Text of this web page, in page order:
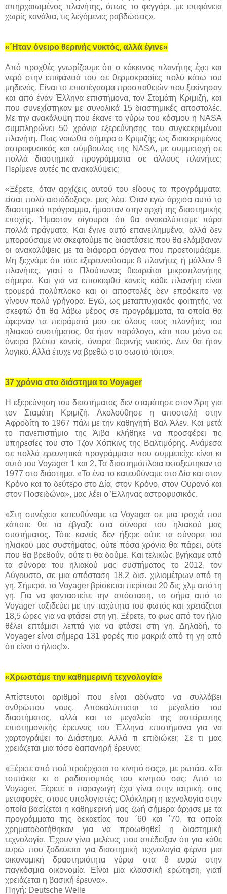
απηρχαιωμένος πλανήτης, όπως το φεγγάρι, με επιφάνεια
χωρίς κανάλια, τις λεγόμενες ραβδώσεις».
«΄Ηταν όνειρο θερινής νυκτός, αλλά έγινε»
Από προχθές γνωρίζουμε ότι ο κόκκινος πλανήτης έχει και
νερό στην επιφάνειά του σε θερμοκρασίες πολύ κάτω του
μηδενός. Είναι το επιστέγασμα προσπαθειών που ξεκίνησαν
και από έναν Έλληνα επιστήμονα, τον Σταμάτη Κριμιζή, και
που συνεχίστηκαν με συνολικά 15 διαστημικές αποστολές.
Με την ανακάλυψη που έκανε το γύρω του κόσμου η NASA
συμπληρώνει 50 χρόνια εξερεύνησης του συγκεκριμένου
πλανήτη. Πως νοιώθει σήμερα ο Κριμιζής ως διακεκριμένος
αστροφυσικός και σύμβουλος της NASA, με συμμετοχή σε
πολλά διαστημικά προγράμματα σε άλλους πλανήτες;
Περίμενε αυτές τις ανακαλύψεις;
«Ξέρετε, όταν αρχίζεις αυτού του είδους τα προγράμματα,
είσαι πολύ αισιόδοξος», μας λέει. Όταν εγώ άρχισα αυτό το
διαστημικό πρόγραμμα, ήμασταν στην αρχή της διαστημικής
εποχής. Ήμασταν σίγουροι ότι θα ανακαλύπταμε πάρα
πολλά πράγματα. Και έγινε αυτό επανειλημμένα, αλλά δεν
μπορούσαμε να σκεφτούμε τις διαστάσεις που θα ελάμβαναν
οι ανακαλύψεις με τα διάφορα όργανα που προετοιμάζαμε.
Μη ξεχνάμε ότι τότε εξερευνούσαμε 8 πλανήτες ή μάλλον 9
πλανήτες, γιατί ο Πλούτωνας θεωρείται μικροπλανήτης
σήμερα. Και για να επισκεφθεί κανείς κάθε πλανήτη είναι
τρομερά πολύπλοκο και οι αποστολές δεν επρόκειτο να
γίνουν πολύ γρήγορα. Εγώ, ως μεταπτυχιακός φοιτητής, να
σκεφτώ ότι θα λάβω μέρος σε προγράμματα, τα οποία θα
έφερναν τα πειράματά μου σε όλους τους πλανήτες του
ηλιακού συστήματος, θα ήταν παράλογο, κάτι που μόνο σε
όνειρα βλέπει κανείς, όνειρα θερινής νυκτός. Δεν θα ήταν
λογικό. Αλλά έτυχε να βρεθώ στο σωστό τόπο».
37 χρόνια στο διάστημα το Voyager
Η εξερεύνηση του διαστήματος δεν σταμάτησε στον Άρη για
τον Σταμάτη Κριμιζή. Ακολούθησε η αποστολή στην
Αφροδίτη το 1967 πάλι με την καθηγητή Βαλ Άλεν. Και μετά
το πανεπιστήμιο της Άιβα κλήθηκε να προσφέρει τις
υπηρεσίες του στο Τζον Χόπκινς της Βαλτιμόρης. Ανάμεσα
σε πολλά ερευνητικά προγράμματα που συμμετείχε είναι κι
αυτό του Voyager 1 και 2. Τα διαστημόπλοια εκτοξεύτηκαν το
1977 στο διάστημα. «Το ένα το κατευθύναμε στο Δία και στον
Κρόνο και το δεύτερο στο Δία, στον Κρόνο, στον Ουρανό και
στον Ποσειδώνα», μας λέει ο Έλληνας αστροφυσικός.
«Στη συνέχεια κατευθύναμε τα Voyager σε μια τροχιά που
κάποτε θα τα έβγαζε στα σύνορα του ηλιακού μας
συστήματος. Τότε κανείς δεν ήξερε ούτε τα σύνορα του
ηλιακού μας συστήματος, ούτε πόσα χρόνια θα πάρει, ούτε
που θα βρεθούν, ούτε τι θα δούμε. Και τελικώς βγήκαμε από
τα σύνορα του ηλιακού μας συστήματος το 2012, τον
Αύγουστο, σε μια απόσταση 18,2 δισ. χιλιομέτρων από τη
γη. Σήμερα, το Voyager βρίσκεται περίπου 20 δις χλμ από τη
γη. Για να φανταστείτε την απόσταση, το σήμα από το
Voyager ταξιδεύει με την ταχύτητα του φωτός και χρειάζεται
18,5 ώρες για να φτάσει στη γη. Ξέρετε, το φως από τον ήλιο
θέλει επτάμισι λεπτά για να φτάσει στη γη. Δηλαδή, το
Voyager είναι σήμερα 131 φορές πιο μακριά από τη γη από
ότι είναι ο ήλιος!».
«Χρωστάμε την καθημερινή τεχνολογία»
Απίστευτοι αριθμοί που είναι αδύνατο να συλλάβει
ανθρώπου νους. Αποκαλύπτεται το μεγαλείο του
διαστήματος, αλλά και το μεγαλείο της αστείρευτης
επιστημονικής έρευνας του Έλληνα επιστήμονα για να
χαρτογράψει το Διάστημα. Αλλά τι επιδιώκει; Σε τι μας
χρειάζεται μια τόσο δαπανηρή έρευνα;
«Ξέρετε από πού προέρχεται το κινητό σας;», με ρωτάει. «Τα
τσιπάκια κι ο ραδιοπομπός του κινητού σας; Από το
Voyager. Ξέρετε τι παραγωγή έχει γίνει στην ιατρική, στις
μεταφορές, στους υπολογιστές; Ολόκληρη η τεχνολογία στην
οποία βασίζεται η καθημερινή μας ζωή σήμερα άρχισε με τα
προγράμματα της δεκαετίας του ΄60 και ΄70, τα oποία
χρηματοδοτήθηκαν για να προωθηθεί η διαστημική
τεχνολογία. Έχουν γίνει μελέτες που απέδειξαν ότι για κάθε
ευρώ που ξοδεύεται για διαστημική τεχνολογία φέρνει μια
οικονομική δραστηριότητα γύρω στα 8 ευρώ στην
παγκόσμια οικονομία. Είναι μια κλασσική ερώτηση, γιατί
χρειάζεται η βασική έρευνα».
Πηγή: Deutsche Welle